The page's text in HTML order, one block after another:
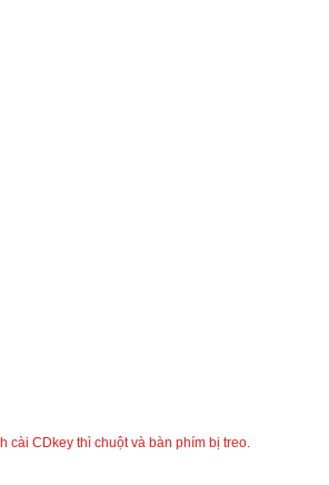
cài CDkey thì chuột và bàn phím bị treo.